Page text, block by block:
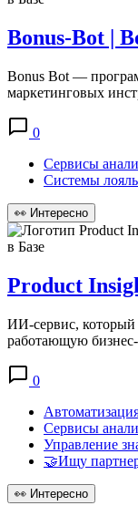
Bonus-Bot |
Bonus Bot —
маркетинговых
0
Сервисы
Системы
👀 Интересно
в Базе
Product
ИИ-сервис, который
работающую
0
Сервисы
Управление
🤝Ищу
👀 Интересно